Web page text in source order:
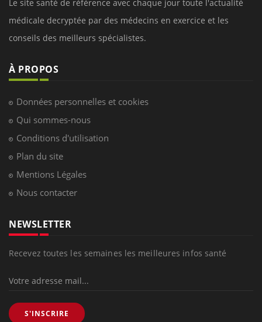
Le site santé de référence avec chaque jour toute l'actualité
médicale decryptée par des médecins en exercice et les
conseils des meilleurs spécialistes.
À PROPOS
Données personnelles et cookies
Qui sommes-nous
Conditions d'utilisation
Plan du site
Mentions Légales
Nous contacter
NEWSLETTER
Recevez toutes les semaines les meilleures infos santé
S'INSCRIRE